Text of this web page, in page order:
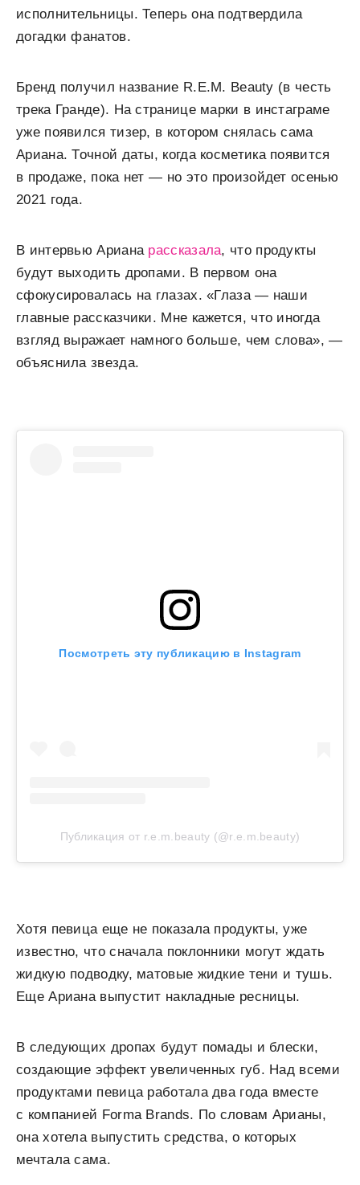
исполнительницы. Теперь она подтвердила
догадки фанатов.
Бренд получил название R.E.M. Beauty (в честь
трека Гранде). На странице марки в инстаграме
уже появился тизер, в котором снялась сама
Ариана. Точной даты, когда косметика появится
в продаже, пока нет — но это произойдет осенью
2021 года.
В интервью Ариана рассказала, что продукты
будут выходить дропами. В первом она
сфокусировалась на глазах. «Глаза — наши
главные рассказчики. Мне кажется, что иногда
взгляд выражает намного больше, чем слова», —
объяснила звезда.
Посмотреть эту публикацию в Instagram
Публикация от r.e.m.beauty (@r.e.m.beauty)
Хотя певица еще не показала продукты, уже
известно, что сначала поклонники могут ждать
жидкую подводку, матовые жидкие тени и тушь.
Еще Ариана выпустит накладные ресницы.
В следующих дропах будут помады и блески,
создающие эффект увеличенных губ. Над всеми
продуктами певица работала два года вместе
с компанией Forma Brands. По словам Арианы,
она хотела выпустить средства, о которых
мечтала сама.